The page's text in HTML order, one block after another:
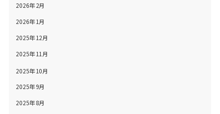
2026年2月
2026年1月
2025年12月
2025年11月
2025年10月
2025年9月
2025年8月